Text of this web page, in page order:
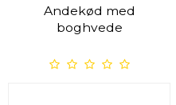
Andekød med
boghvede